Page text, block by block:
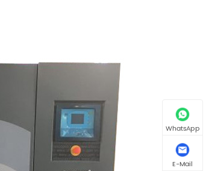
WhatsApp
E-Mail